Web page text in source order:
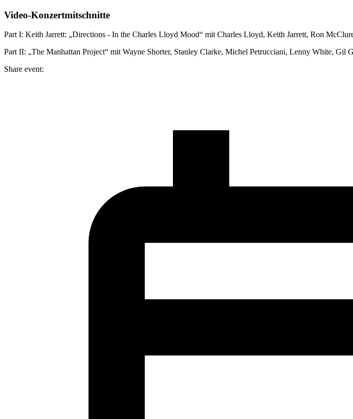
Video-Konzertmitschnitte
Part I: Keith Jarrett: „Directions - In the Charles Lloyd Mood“ mit Charles Lloyd, Keith Jarrett, Ron
Part II: „The Manhattan Project“ mit Wayne Shorter, Stanley Clarke, Michel Petrucciani, Lenny White,
Share event: